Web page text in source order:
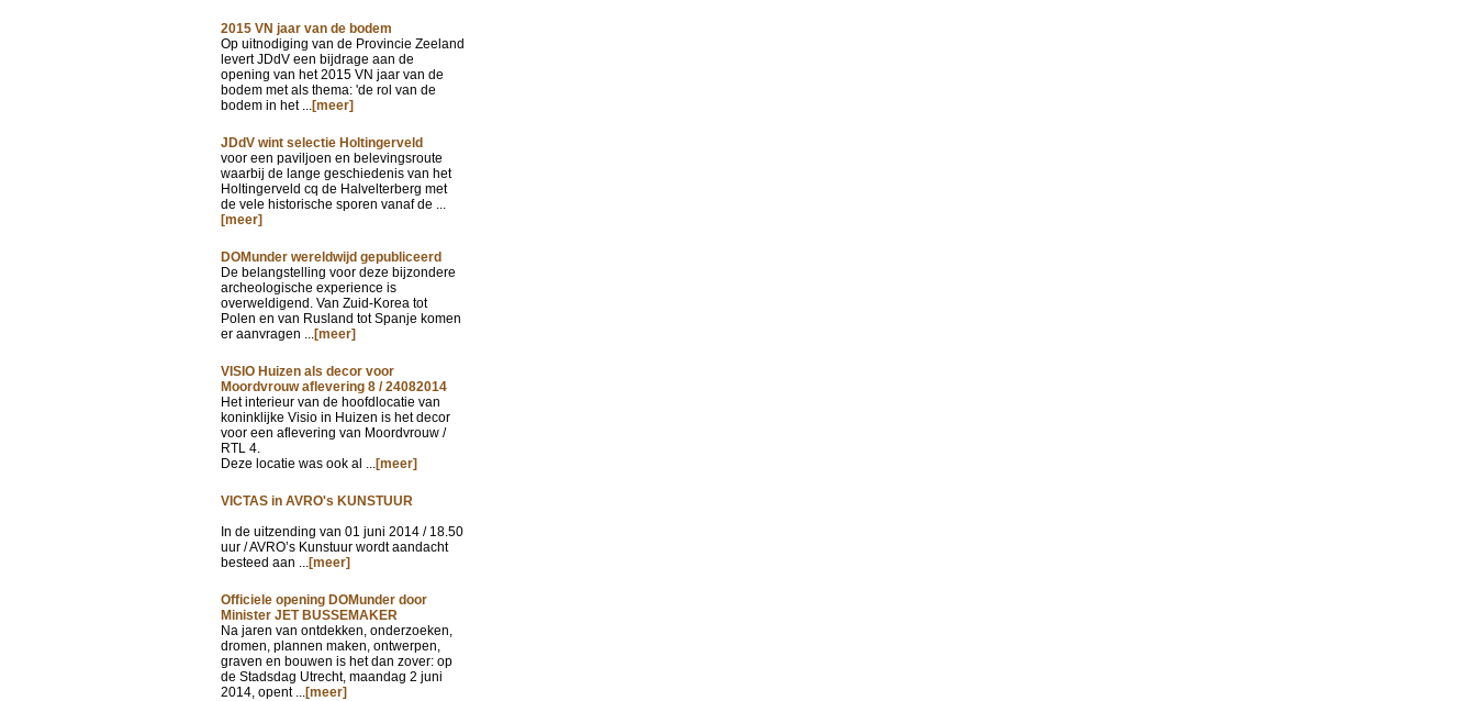
2015 VN jaar van de bodem
Op uitnodiging van de Provincie Zeeland
levert JDdV een bijdrage aan de
opening van het 2015 VN jaar van de
bodem met als thema: 'de rol van de
bodem in het ...[meer]
JDdV wint selectie Holtingerveld
voor een paviljoen en belevingsroute
waarbij de lange geschiedenis van het
Holtingerveld cq de Halvelterberg met
de vele historische sporen vanaf de ...
[meer]
DOMunder wereldwijd gepubliceerd
De belangstelling voor deze bijzondere
archeologische experience is
overweldigend. Van Zuid-Korea tot
Polen en van Rusland tot Spanje komen
er aanvragen ...[meer]
VISIO Huizen als decor voor
Moordvrouw aflevering 8 / 24082014
Het interieur van de hoofdlocatie van
koninklijke Visio in Huizen is het decor
voor een aflevering van Moordvrouw /
RTL 4.
Deze locatie was ook al ...[meer]
VICTAS in AVRO's KUNSTUUR
In de uitzending van 01 juni 2014 / 18.50
uur / AVRO’s Kunstuur wordt aandacht
besteed aan ...[meer]
Officiele opening DOMunder door
Minister JET BUSSEMAKER
Na jaren van ontdekken, onderzoeken,
dromen, plannen maken, ontwerpen,
graven en bouwen is het dan zover: op
de Stadsdag Utrecht, maandag 2 juni
2014, opent ...[meer]